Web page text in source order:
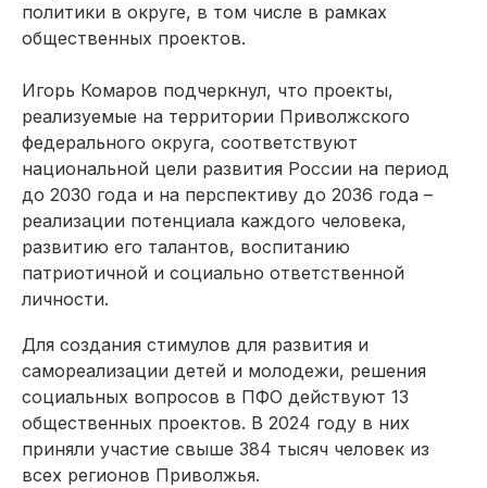
политики в округе, в том числе в рамках
общественных проектов.
Игорь Комаров подчеркнул, что проекты,
реализуемые на территории Приволжского
федерального округа, соответствуют
национальной цели развития России на период
до 2030 года и на перспективу до 2036 года –
реализации потенциала каждого человека,
развитию его талантов, воспитанию
патриотичной и социально ответственной
личности.
Для создания стимулов для развития и
самореализации детей и молодежи, решения
социальных вопросов в ПФО действуют 13
общественных проектов. В 2024 году в них
приняли участие свыше 384 тысяч человек из
всех регионов Приволжья.